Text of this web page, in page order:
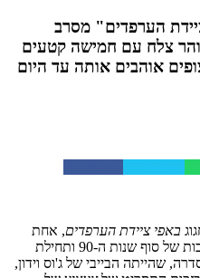
הערפדים" מסרב
צלח עם חמישה קטעים
אוהבים אותה עד היום
באפי ציידת הערפדים, אחת
מהסדרות הכי טובות, משפיעות ואהובות של סוף שנות ה-90 ותחילת
הסדרה, שהייתה הבייבי של ג'וס וידון,